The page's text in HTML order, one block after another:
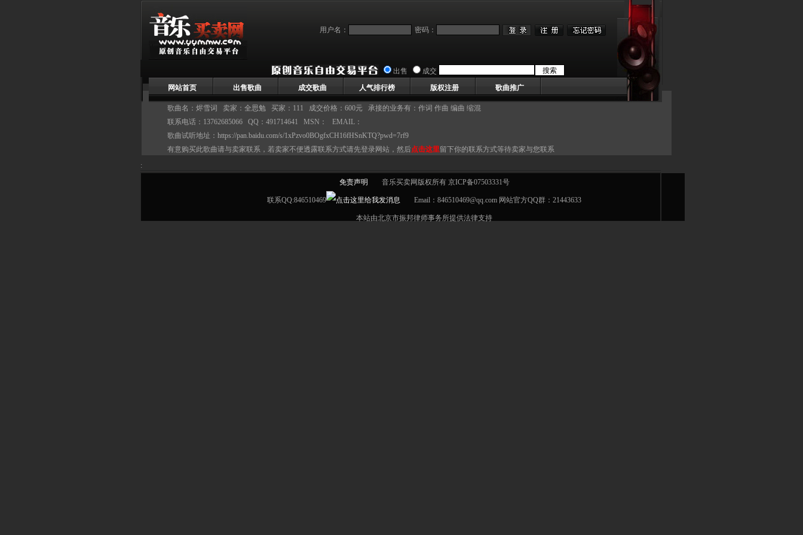
密码：
用户名：
出售
成交
网站首页
出售歌曲 成交歌曲 人气排行榜 版权注册 歌曲推广
歌曲名：烬雪词 卖家： 全思勉买家：111 成交价格：600元 承接的业务有：作词 作曲 编曲 缩混
联系电话：13762685066 QQ：491714641 MSN： EMAIL：
歌曲试听地址： https://pan.baidu.com/s/1xPzvo0BOgfxCH16fHSnKTQ?pwd=7rf9
有意购买此歌曲请与卖家联系，若卖家不便透露联系方式请先登录网站，然后点击这里留下你的联系方式等待卖家与您联系
:
免责声明
音乐买卖网版权所有 京ICP备07503331号
联系QQ:846510469 Email：846510469@qq.com 网站官方QQ群：21443633
本站由北京市振邦律师事务所提供法律支持